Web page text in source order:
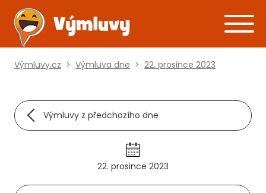
Výmluvy.cz > Výmluva dne > 22. prosince 2023
Výmluvy z předchozího dne
22. prosince 2023